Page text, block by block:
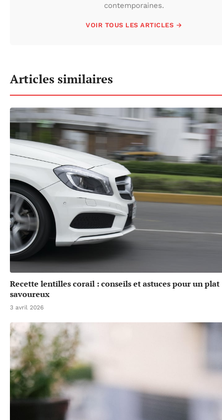
contemporaines.
VOIR TOUS LES ARTICLES →
Articles similaires
Recette lentilles corail : conseils et astuces pour un plat
savoureux
3 avril 2026